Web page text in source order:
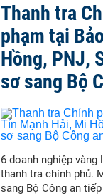
Thanh tra
phạm tại
Hồng, PNJ,
sơ sang Bộ
6 doanh nghiệp
thanh tra chính phủ.
sang Bộ Công an